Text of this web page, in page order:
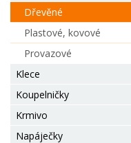
Dřevěné
Plastové, kovové
Provazové
Klece
Koupelničky
Krmivo
Napáječky